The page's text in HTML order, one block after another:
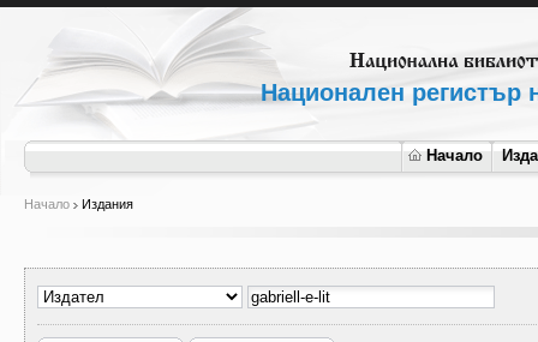
Национален регистър
Начало
Начало Издания